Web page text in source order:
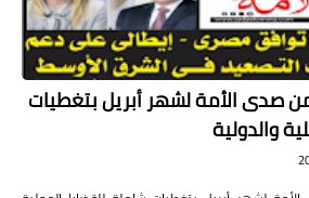
صدى الأمة لشهر أبريل بتغطيات
والدولية